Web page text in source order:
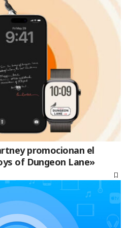
promocionan el
of Dungeon Lane»